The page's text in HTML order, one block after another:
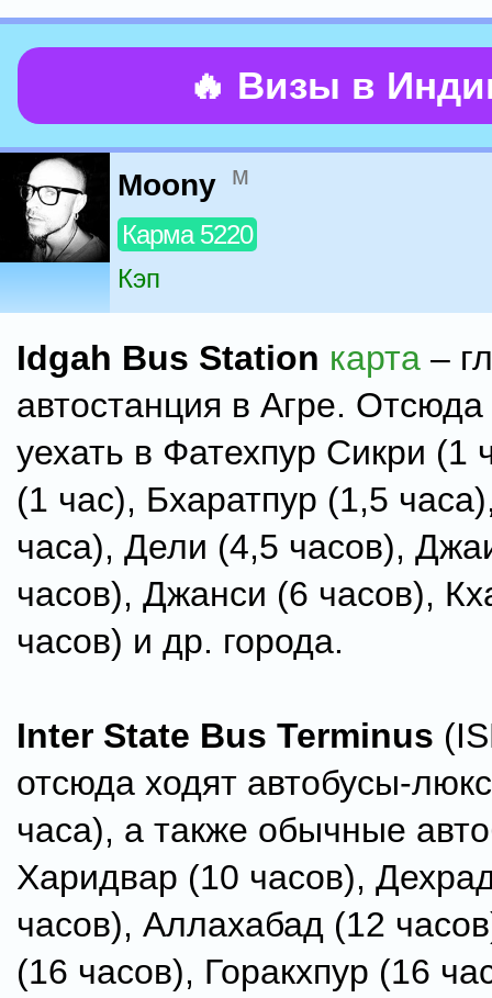
🔥 Визы в
Moony м
Карма 5220
Кэп
Idgah Bus Station карта –
автостанция в Агре.
уехать в Фатехпур Сикри (1
(1 час), Бхаратпур (1,5
часа), Дели (4,5 часов),
часов), Джанси (6 часов),
часов) и др. города.
Inter State Bus Terminus
отсюда ходят автобусы-
часа), а также обычные
Харидвар (10 часов),
часов), Аллахабад (12
(16 часов), Горакхпур (16